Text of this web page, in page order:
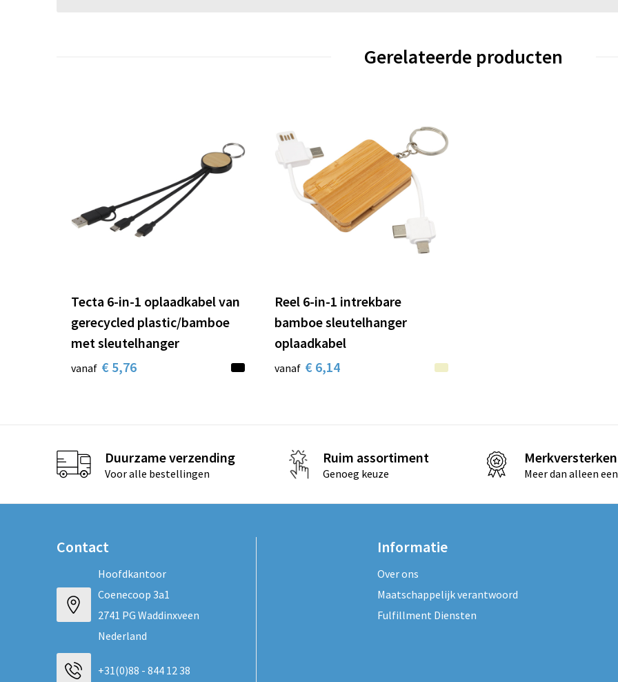
Gerelateerde producten
Tecta 6-in-1 oplaadkabel van
gerecycled plastic/bamboe
met sleutelhanger
vanaf € 5,76
Reel 6-in-1 intrekbare
bamboe sleutelhanger
oplaadkabel
vanaf € 6,14
Duurzame verzending
Voor alle bestellingen
Ruim assortiment
Genoeg keuze Meer dan alleen
Contact
Hoofdkantoor
Coenecoop 3a1
2741 PG Waddinxveen
Nederland
+31(0)88 - 844 12 38
Informatie
Over ons
Maatschappelijk verantwoord
Fulfillment Diensten